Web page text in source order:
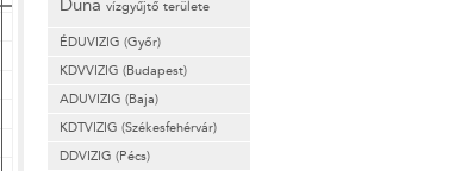
Duna vízgyűjtő területe
ÉDUVIZIG (Győr)
KDVVIZIG (Budapest)
ADUVIZIG (Baja)
KDTVIZIG (Székesfehérvár)
DDVIZIG (Pécs)